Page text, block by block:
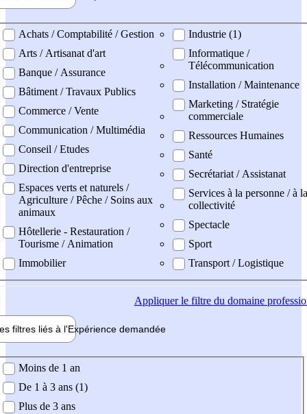
professionel
Achats / Comptabilité / Gestion
Arts / Artisanat d'art
Banque / Assurance
Bâtiment / Travaux Publics
Commerce / Vente
Communication / Multimédia
Conseil / Etudes
Direction d'entreprise
Espaces verts et naturels /
Agriculture / Pêche / Soins aux
animaux
Hôtellerie - Restauration /
Tourisme / Animation
Immobilier
Industrie (1)
Informatique /
Télécommunication
Installation / Maintenance
Marketing / Stratégie
commerciale
Ressources Humaines
Santé
Secrétariat / Assistanat
Services à la personne / à la
collectivité
Spectacle
Sport
Transport / Logistique
Appliquerle filtre du domaine
filtres liés à l'Expérience demandée
demandée
Moins de 1 an
De 1 à 3 ans (1)
Plus de 3 ans